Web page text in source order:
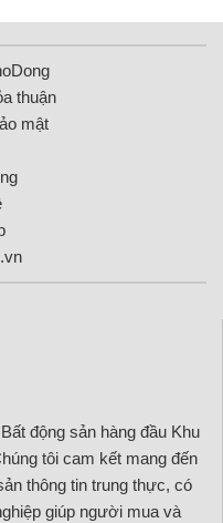
thuận
mật
động sản hàng đầu Khu
tôi cam kết mang đến
thông tin trung thực, có
giúp người mua và